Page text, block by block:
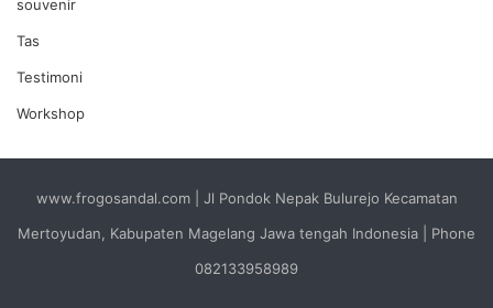
souvenir
Tas
Testimoni
Workshop
www.frogosandal.com | Jl Pondok Nepak Bulurejo Kecamatan
Mertoyudan, Kabupaten Magelang Jawa tengah Indonesia | Phone
082133958989